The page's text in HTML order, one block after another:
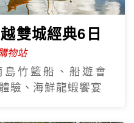
雙城經典6日
物站
竹籃船、船遊會
驗、海鮮龍蝦饗宴